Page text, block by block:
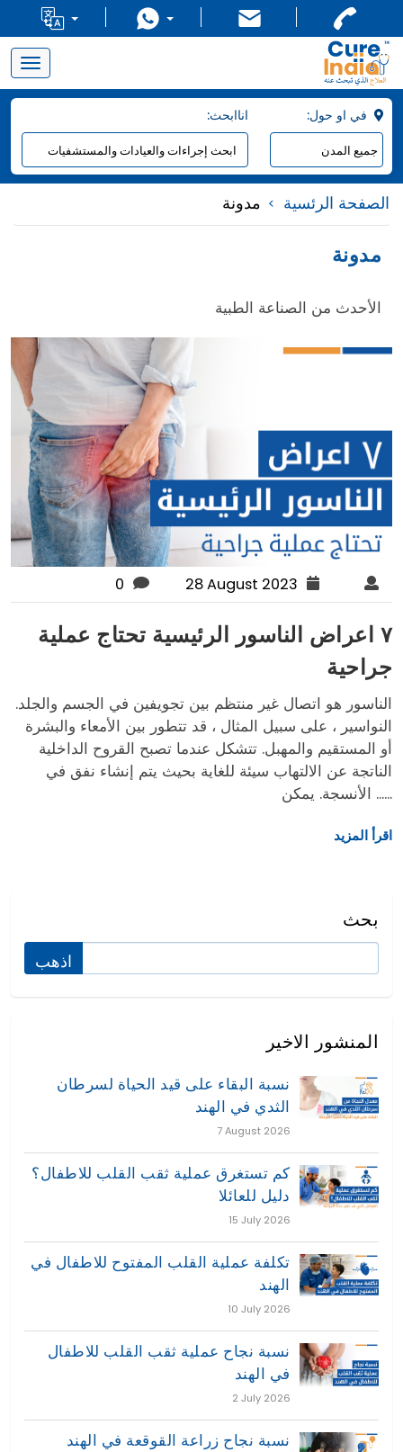
Toggle
navigation
:اناابحث
الصفحة الرئسية مدونة
مدونة
الأحدث من الصناعة الطبية
28 August 2023
0
٧ اعراض الناسور الرئيسية تحتاج عملية
جراحية
الناسور هو اتصال غير منتظم بين تجويفين في الجسم والجلد.
النواسير ، على سبيل المثال ، قد تتطور بين الأمعاء والبشرة
أو المستقيم والمهبل. تتشكل عندما تصبح القروح الداخلية
الناتجة عن الالتهاب سيئة للغاية بحيث يتم إنشاء نفق في
الأنسجة. يمكن ......
اقرأ المزيد
بحث
المنشور الاخير
نسبة البقاء على قيد الحياة لسرطان
الثدي في الهند
7 August 2026
كم تستغرق عملية ثقب القلب للاطفال؟
دليل للعائلا
15 July 2026
تكلفة عملية القلب المفتوح للاطفال في
الهند
10 July 2026
نسبة نجاح عملية ثقب القلب للاطفال
في الهند
2 July 2026
نسبة نجاح زراعة القوقعة في الهند